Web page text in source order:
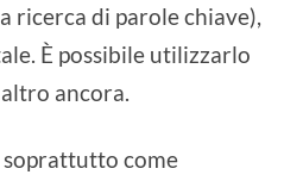
ricerca di parole chiave),
È possibile utilizzarlo
ancora.
soprattutto come